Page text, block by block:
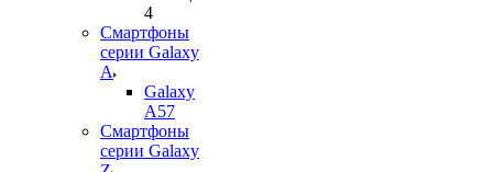
4
Смартфоны
серии Galaxy
A
Galaxy
A57
Смартфоны
серии Galaxy